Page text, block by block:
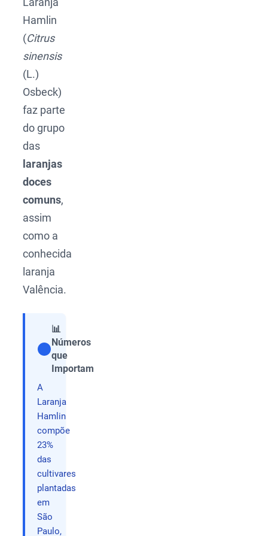
Hamlin
(Citrus
sinensis
(L.)
Osbeck)
faz parte
do grupo
das
laranjas
doces
comuns,
assim
como a
conhecida
laranja
Valência.
📊
Números
que
Importam
A
Laranja
Hamlin
compõe
23%
das
cultivares
plantadas
em
São
Paulo,